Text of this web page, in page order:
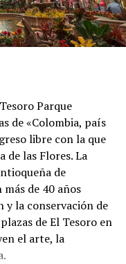
Parque
de «Colombia, país
libre con la que
de las Flores. La
de
de 40 años
y la conservación de
de El Tesoro en
el arte, la